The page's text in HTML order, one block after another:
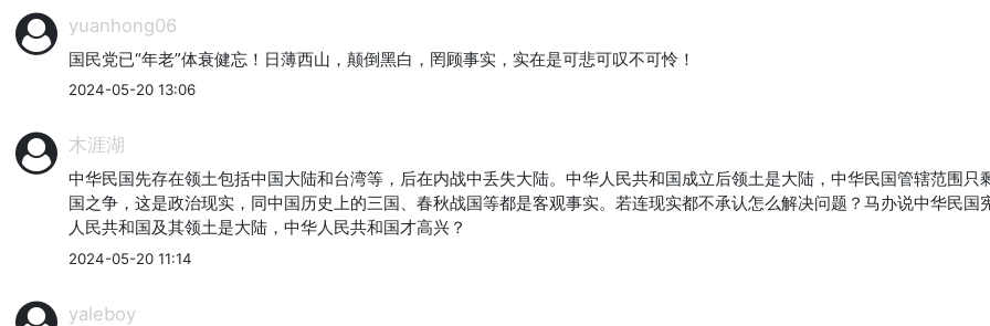
yuanhong06
国民党已“年老”体衰健忘！日薄西山，颠倒黑白，罔顾事实，实在是可悲可叹不可怜！
2024-05-20 13:06
木涯湖
中华民国先存在领土包括中国大陆和台湾等，后在内战中丢失大陆。中华人民共和国成立后领土是大陆，中华民国管辖范围
国之争，这是政治现实，同中国历史上的三国、春秋战国等都是客观事实。若连现实都不承认怎么解决问题？马办说中华民
人民共和国及其领土是大陆，中华人民共和国才高兴？
2024-05-20 11:14
yaleboy